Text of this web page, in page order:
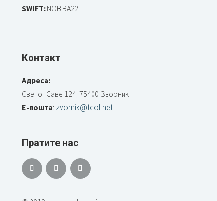
SWIFT:NOBIBA22
Контакт
Адреса:
Светог Саве 124, 75400 Зворник
Е-пошта: zvornik@teol.net
Пратите нас